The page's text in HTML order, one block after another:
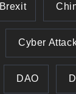
Brexit
Cyber
DAO